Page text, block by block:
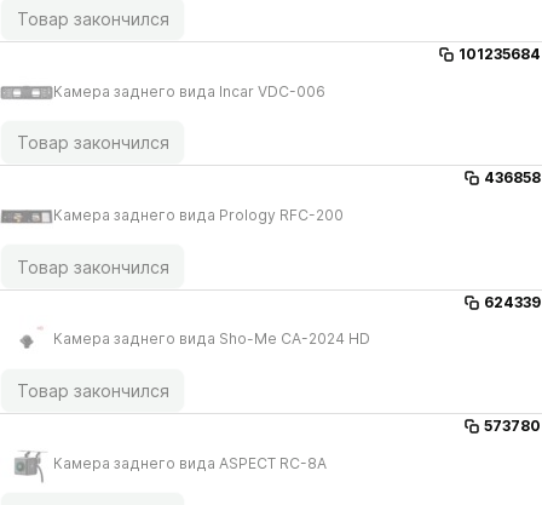
Товар закончился
101235684
Камера заднего вида Incar VDC-006
Товар закончился
436858
Камера заднего вида Prology RFC-200
Товар закончился
624339
Камера заднего вида Sho-Me CA-2024 HD
Товар закончился
573780
Камера заднего вида ASPECT RC-8A